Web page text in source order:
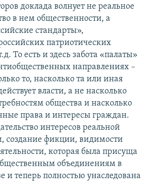
доклада волнует не реальное
в нем общественности, а
стандарты»,
патриотических
То есть и здесь забота «палаты»
направлениях –
то, насколько та или иная
власти, а не насколько
общества и насколько
права и интересы граждан.
интересов реальной
создание фикции, видимости
которая была присуща
объединениям в
и теперь полностью унаследована